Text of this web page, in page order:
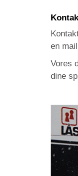
en
Vores
dine